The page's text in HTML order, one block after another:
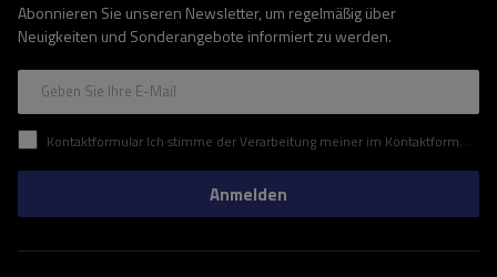
Abonnieren Sie unseren Newsletter, um regelmäßig über
Neuigkeiten und Sonderangebote informiert zu werden.
Geben Sie Ihre E-Mail
Kontaktformular Ich stimme der Verarbeitung meiner im Kontaktformular enthaltenen personenbezogenen Daten gemäß der Verordnung (EU) des Europäischen Parlaments und des Rates zu.
Anmelden